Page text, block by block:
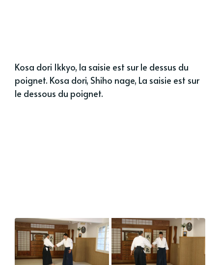
Kosa dori Ikkyo, la saisie est sur le dessus du
poignet. Kosa dori, Shiho nage, La saisie est sur
le dessous du poignet.